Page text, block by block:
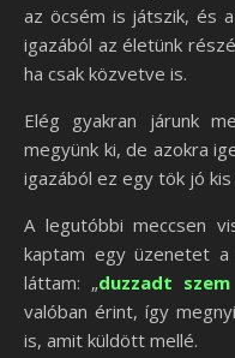
az öcsém is játszik, és
igazából az életünk
ha csak közvetve is.
Elég gyakran járunk
megyünk ki, de azokra
igazából ez egy tök jó
A legutóbbi meccsen
kaptam egy üzenetet
láttam: „duzzadt
valóban érint, így
is, amit küldött mellé.